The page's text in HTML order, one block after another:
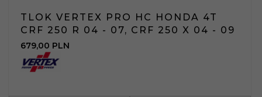
TLOK VERTEX PRO HC HONDA 4T
CRF 250 R 04 - 07, CRF 250 X 04 - 09
679,00 PLN